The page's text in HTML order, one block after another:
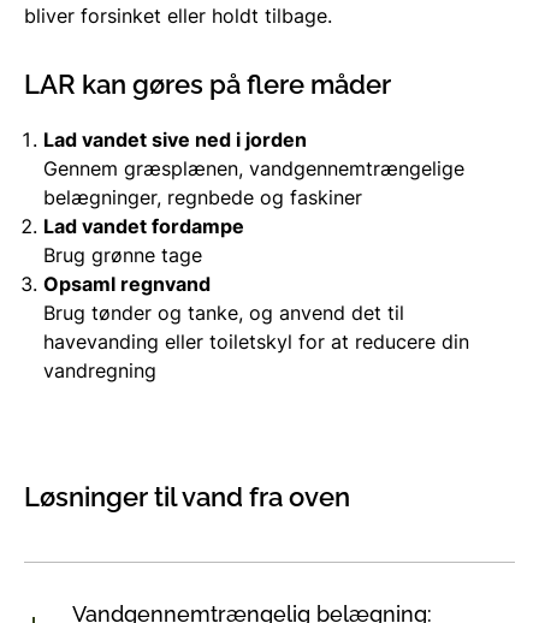
bliver forsinket eller holdt tilbage.
LAR kan gøres på flere måder
Lad vandet sive ned i jorden
Gennem græsplænen, vandgennemtrængelige
belægninger, regnbede og faskiner
Lad vandet fordampe
Brug grønne tage
Opsaml regnvand
Brug tønder og tanke, og anvend det til
havevanding eller toiletskyl for at reducere din
vandregning
Løsninger til vand fra oven
Vandgennemtrængelig belægning: